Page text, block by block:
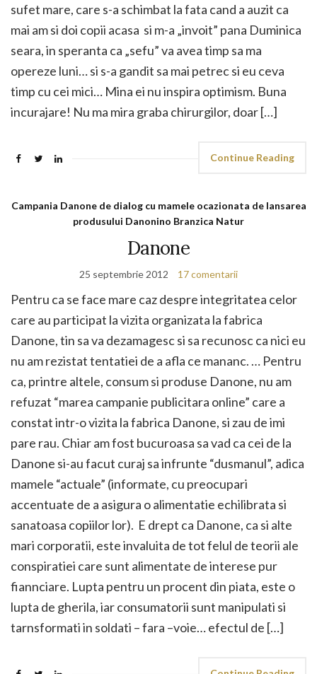
sufet mare, care s-a schimbat la fata cand a auzit ca
mai am si doi copii acasa si m-a „invoit” pana Duminica
seara, in speranta ca „sefu” va avea timp sa ma
opereze luni… si s-a gandit sa mai petrec si eu ceva
timp cu cei mici… Mina ei nu inspira optimism. Buna
incurajare! Nu ma mira graba chirurgilor, doar […]
Continue Reading
Campania Danone de dialog cu mamele ocazionata de lansarea
produsului Danonino Branzica Natur
Danone
25 septembrie 2012 17 comentarii
Pentru ca se face mare caz despre integritatea celor
care au participat la vizita organizata la fabrica
Danone, tin sa va dezamagesc si sa recunosc ca nici eu
nu am rezistat tentatiei de a afla ce mananc. … Pentru
ca, printre altele, consum si produse Danone, nu am
refuzat “marea campanie publicitara online” care a
constat intr-o vizita la fabrica Danone, si zau de imi
pare rau. Chiar am fost bucuroasa sa vad ca cei de la
Danone si-au facut curaj sa infrunte “dusmanul”, adica
mamele “actuale” (informate, cu preocupari
accentuate de a asigura o alimentatie echilibrata si
sanatoasa copiilor lor). E drept ca Danone, ca si alte
mari corporatii, este invaluita de tot felul de teorii ale
conspiratiei care sunt alimentate de interese pur
fiannciare. Lupta pentru un procent din piata, este o
lupta de gherila, iar consumatorii sunt manipulati si
tarnsformati in soldati – fara –voie… efectul de […]